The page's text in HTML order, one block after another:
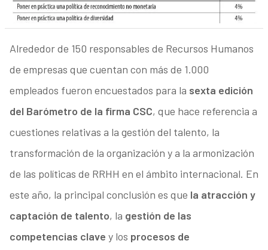
Alrededor de 150 responsables de Recursos Humanos
de empresas que cuentan con más de 1.000
empleados fueron encuestados para la sexta edición
del Barómetro de la firma CSC, que hace referencia a
cuestiones relativas a la gestión del talento, la
transformación de la organización y a la armonización
de las políticas de RRHH en el ámbito internacional. En
este año, la principal conclusión es que la atracción y
captación de talento, la gestión de las
competencias clave y los procesos de